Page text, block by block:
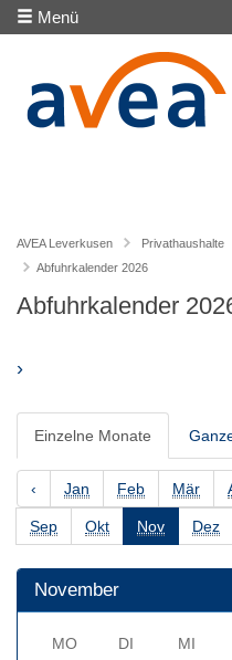
Menü
AVEA Leverkusen Privathaushalte
Abfuhrkalender 2026
Abfuhrkalender
›
Einzelne Monate
‹ Jan Feb Mär
Sep Okt Nov Dez
November
MO DI MI